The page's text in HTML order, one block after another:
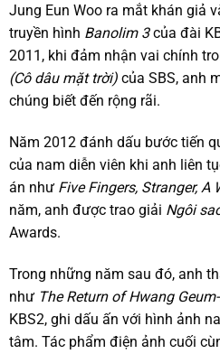
Jung Eun Woo ra mắt khán giả
truyền hình Banolim 3của đài
2011, khi đảm nhận vai chính
(Cô dâu mặt trời) của SBS, anh
chúng biết đến rộng rãi.
Năm 2012 đánh dấu bước tiến
của nam diễn viên khi anh liên
án như Five Fingers, Stranger, A
năm, anh được trao giải Ngôi
Awards.
Trong những năm sau đó, anh
như The Return of Hwang
KBS2, ghi dấu ấn với hình ảnh
tâm. Tác phẩm điện ảnh cuối